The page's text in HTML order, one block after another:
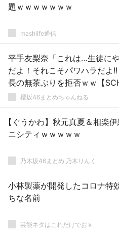
題ｗｗｗｗｗｗｗ
mashlife通信
平手友梨奈「これは…生徒に
だよ！それこそパワハラだよ
長の無茶ぶりを拒否ｗｗ【
LOCK!】
櫻坂46まとめちゃんねる
【ぐうかわ】秋元真夏＆相楽
ニシティｗｗｗｗｗ
乃木坂46まとめ 乃木りんく
小林製薬が開発したコロナ特
ちな名前
芸能ネタはこれだけでおｋ